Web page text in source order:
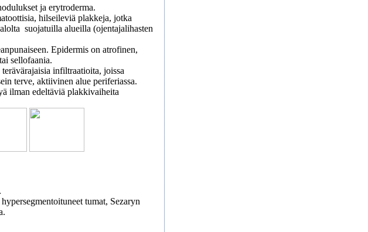
ja erytroderma.
hilseileviä plakkeja, jotka
suojatuilla alueilla (ojentajalihasten
Epidermis on atrofinen,
sellofaania.
infiltraatioita, joissa
terve, aktiivinen alue periferiassa.
ilman edeltäviä plakkivaiheita
tumat, Sezaryn